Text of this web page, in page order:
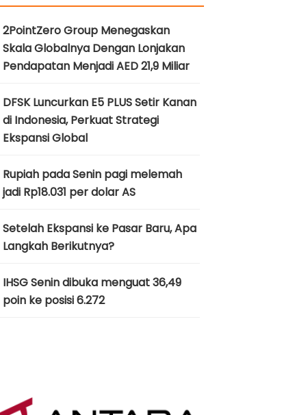
2PointZero Group Menegaskan
Skala Globalnya Dengan Lonjakan
Pendapatan Menjadi AED 21,9 Miliar
DFSK Luncurkan E5 PLUS Setir Kanan
di Indonesia, Perkuat Strategi
Ekspansi Global
Rupiah pada Senin pagi melemah
jadi Rp18.031 per dolar AS
Setelah Ekspansi ke Pasar Baru, Apa
Langkah Berikutnya?
IHSG Senin dibuka menguat 36,49
poin ke posisi 6.272